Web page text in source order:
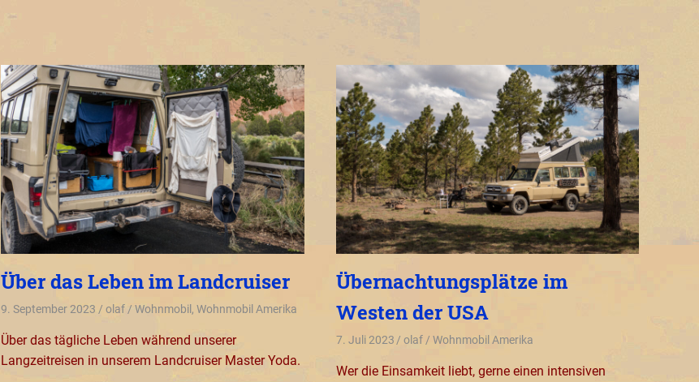
Über das Leben im Landcruiser
9. September 2023 olaf Wohnmobil , Wohnmobil Amerika
Über das tägliche Leben während unserer
Langzeitreisen in unserem Landcruiser Master Yoda.
Übernachtungsplätze im
Westen der USA
7. Juli 2023 olaf Wohnmobil Amerika
Wer die Einsamkeit liebt, gerne einen intensiven